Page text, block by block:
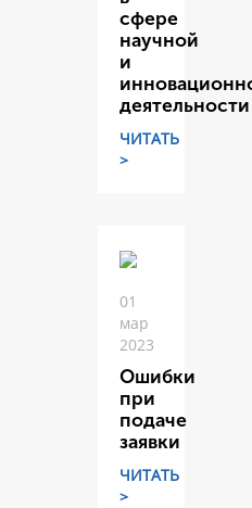
сфере
научной
и
деятельности
ЧИТАТЬ
>
01
мар
2023
Ошибки
при
подаче
заявки
ЧИТАТЬ
>